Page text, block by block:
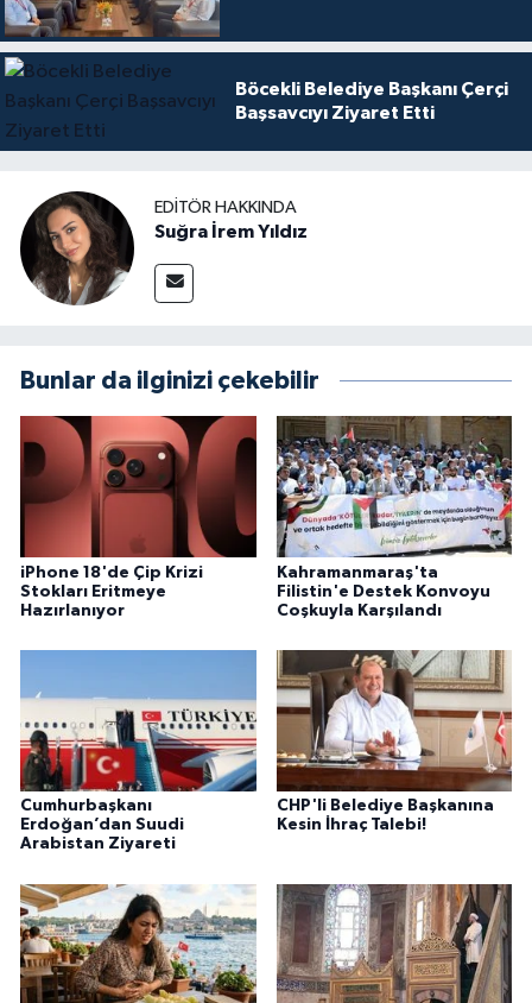
Böcekli Belediye Başkanı Çerçi
Başsavcıyı Ziyaret Etti
EDITÖR HAKKINDA
Suğra İrem Yıldız
Bunlar da ilginizi çekebilir
iPhone 18'de Çip Krizi
Stokları Eritmeye
Hazırlanıyor
Kahramanmaraş'ta
Filistin'e Destek Konvoyu
Coşkuyla Karşılandı
Cumhurbaşkanı
Erdoğan’dan Suudi
Arabistan Ziyareti
CHP'li Belediye Başkanına
Kesin İhraç Talebi!